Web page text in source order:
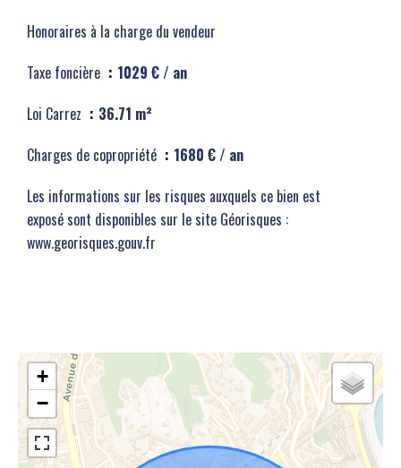
Honoraires à la charge du vendeur
Taxe foncière
1029 € / an
Loi Carrez
36.71 m²
Charges de copropriété
1680 € / an
Les informations sur les risques auxquels ce bien est
exposé sont disponibles sur le site Géorisques :
www.georisques.gouv.fr
+
−